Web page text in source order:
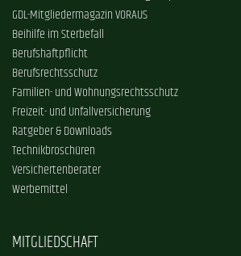
GDL-Mitgliedermagazin VORAUS
Beihilfe im Sterbefall
Berufshaftpflicht
Berufsrechtsschutz
Familien- und Wohnungsrechtsschutz
Freizeit- und Unfallversicherung
Ratgeber & Downloads
Technikbroschüren
Versichertenberater
Werbemittel
MITGLIEDSCHAFT